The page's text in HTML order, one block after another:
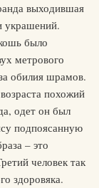
выходившая
украшений.
было
метрового
обилия шрамов.
похожий
одет он был
подпоясанную
– это
человек так
здоровяка.